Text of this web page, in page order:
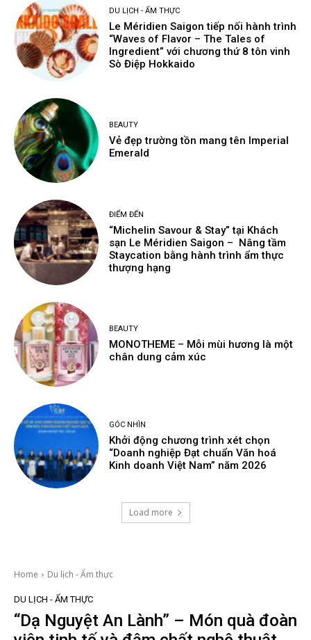
DU LỊCH - ẨM THỰC
Le Méridien Saigon tiếp nối hành trình
“Waves of Flavor – The Tales of
Ingredient” với chương thứ 8 tôn vinh
Sò Điệp Hokkaido
BEAUTY
Vẻ đẹp trường tồn mang tên Imperial
Emerald
ĐIỂM ĐẾN
“Michelin Savour & Stay” tại Khách
sạn Le Méridien Saigon – Nâng tầm
Staycation bằng hành trình ẩm thực
thượng hạng
BEAUTY
MONOTHEME – Mỗi mùi hương là một
chân dung cảm xúc
GÓC NHÌN
Khởi động chương trình xét chọn
“Doanh nghiệp Đạt chuẩn Văn hoá
Kinh doanh Việt Nam” năm 2026
Load more